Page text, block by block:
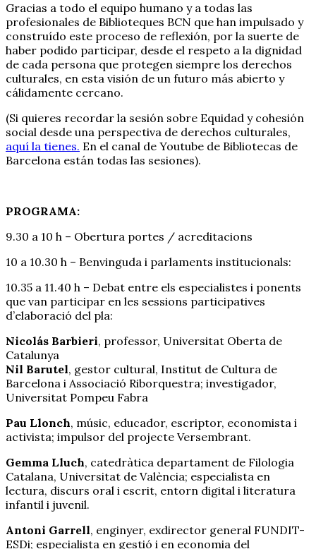
Gracias a todo el equipo humano y a todas las
profesionales de Biblioteques BCN que han impulsado y
construído este proceso de reflexión, por la suerte de
haber podido participar, desde el respeto a la dignidad
de cada persona que protegen siempre los derechos
culturales, en esta visión de un futuro más abierto y
cálidamente cercano.
(Si quieres recordar la sesión sobre Equidad y cohesión
social desde una perspectiva de derechos culturales,
aquí la tienes. En el canal de Youtube de Bibliotecas de
Barcelona están todas las sesiones).
PROGRAMA:
9.30 a 10 h – Obertura portes / acreditacions
10 a 10.30 h – Benvinguda i parlaments institucionals:
10.35 a 11.40 h – Debat entre els especialistes i ponents
que van participar en les sessions participatives
d’elaboració del pla:
Nicolás Barbieri, professor, Universitat Oberta de
Catalunya
Nil Barutel, gestor cultural, Institut de Cultura de
Barcelona i Associació Riborquestra; investigador,
Universitat Pompeu Fabra
Pau Llonch, músic, educador, escriptor, economista i
activista; impulsor del projecte Versembrant.
Gemma Lluch, catedràtica departament de Filologia
Catalana, Universitat de València; especialista en
lectura, discurs oral i escrit, entorn digital i literatura
infantil i juvenil.
Antoni Garrell, enginyer, exdirector general FUNDIT-
ESDi; especialista en gestió i en economia del